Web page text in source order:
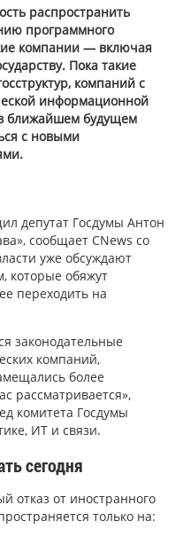
распространить
программного
компании — включая
Пока такие
компаний с
информационной
ближайшем будущем
с новыми
депутат Госдумы Антон
сообщает CNews со
уже обсуждают
которые обяжут
переходить на
законодательные
компаний,
более
рассматривается»,
комитета Госдумы
ИТ и связи.
сегодня
отказ от иностранного
только на: